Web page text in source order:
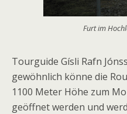
Furt im
Tourguide Gísli Rafn
gewöhnlich könne die
1100 Meter Höhe zum
geöffnet werden und